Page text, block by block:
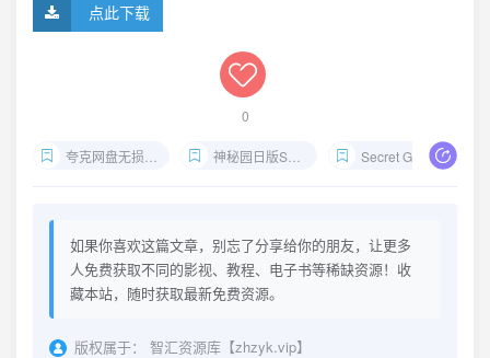
点此下载
0
夸克网盘无损专辑 神秘园日版SHM-CD下载 Secret Garden FLAC网盘
如果你喜欢这篇文章，别忘了分享给你的朋友，让更多
人免费获取不同的影视、教程、电子书等稀缺资源！收
藏本站，随时获取最新免费资源。
版权属于：
智汇资源库【zhzyk.vip】